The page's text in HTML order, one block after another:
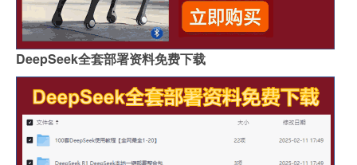
DeepSeek全套部署资料免费下载